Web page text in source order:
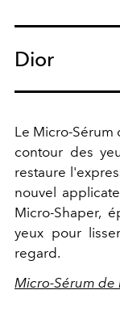
Dior
Le Micro-Sérum
contour des
restaure
nouvel
Micro-Shaper,
yeux pour
regard.
Micro-Sérum de